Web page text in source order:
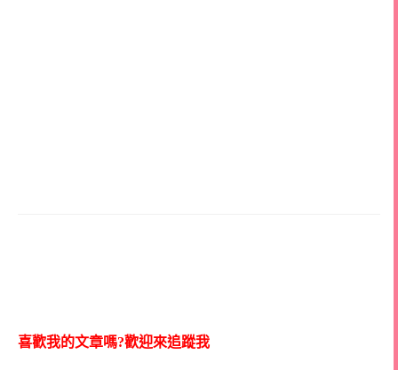
喜歡我的文章嗎?歡迎來追蹤我